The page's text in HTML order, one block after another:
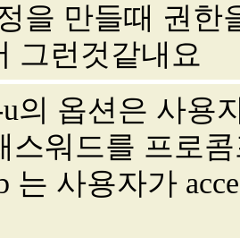
을 만들때 권
그런것같내요
의 옵션은 사용
스워드를 프로
는 사용자가